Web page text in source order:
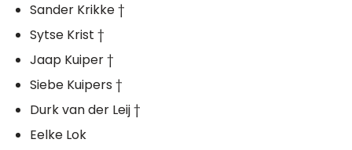
Sander Krikke †
Sytse Krist †
Jaap Kuiper †
Siebe Kuipers †
Durk van der Leij †
Eelke Lok